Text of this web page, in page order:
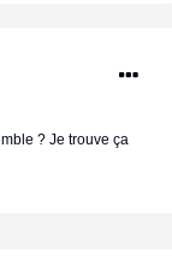
? Je trouve ça